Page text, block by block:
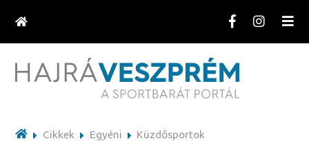
Cikkek Egyéni Küzdősportok